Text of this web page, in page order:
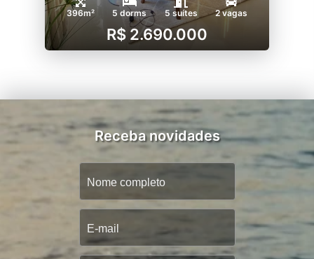
396m² 5 dorms 5 suítes 2 vagas
R$ 2.690.000
Receba novidades